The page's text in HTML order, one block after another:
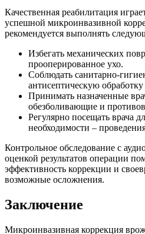
Качественная реабилитация
успешной микроинвазивной
рекомендуется выполнять
Избегать механических
прооперированное ухо.
Соблюдать санитарно-
антисептическую
Принимать назначенные
обезболивающие и
Регулярно посещать врача
необходимости –
Контрольное обследование с
оценкой результатов операции
эффективность коррекции и
возможные осложнения.
Заключение
Микроинвазивная коррекция